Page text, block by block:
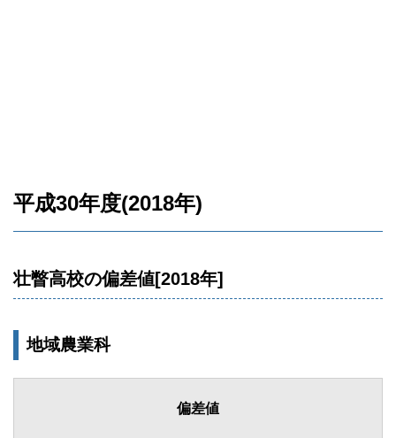
平成30年度(2018年)
壮瞥高校の偏差値[2018年]
地域農業科
偏差値